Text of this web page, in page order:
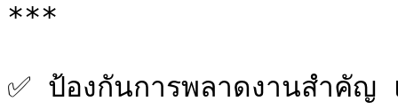
***
✅ ป้องกันการพลาดงานสำคัญ